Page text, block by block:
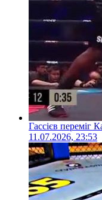
Гассієв переміг
11.07.2026, 23:53